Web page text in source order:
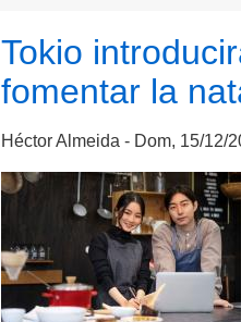
causa
daños
obliga
una
evacuación
inmediata
Tokio
fomentar la
Héctor Almeida Dom, 15/12/